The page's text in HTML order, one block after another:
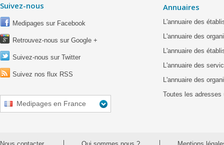
Suivez-nous
Medipages sur Facebook
Retrouvez-nous sur Google +
Suivez-nous sur Twitter
Suivez nos flux RSS
Medipages en France
Annuaires
L'annuaire des
L'annuaire des
L'annuaire des
L'annuaire des
L'annuaire des
Toutes les adresses